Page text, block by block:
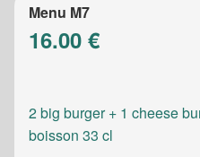
Menu M7
16.00 €
2 big burger + 1 cheese
boisson 33 cl